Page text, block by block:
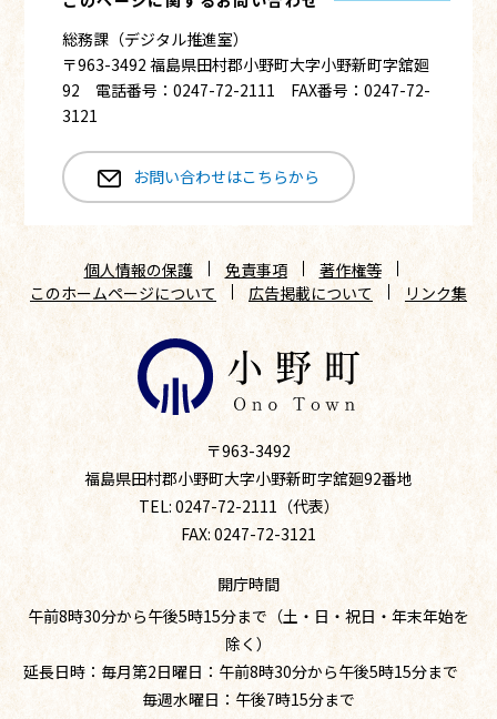
総務課（デジタル推進室）
〒963-3492 福島県田村郡小野町大字小野新町字舘廻
92 電話番号：0247-72-2111 FAX番号：0247-72-
3121
お問い合わせはこちらから
個人情報の保護 免責事項
著作権等
このホームページについて
広告掲載について リンク集
〒963-3492
福島県田村郡小野町大字小野新町字舘廻92番地
TEL: 0247-72-2111（代表）
FAX: 0247-72-3121
開庁時間
午前8時30分から午後5時15分まで（土・日・祝日・年末年始を
除く）
延長日時：毎月第2日曜日：午前8時30分から午後5時15分まで
毎週水曜日：午後7時15分まで